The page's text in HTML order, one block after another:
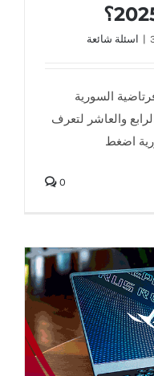
| اسئلة شائعة
السورية
والعاشر لتعرف
اضغط
0
2025